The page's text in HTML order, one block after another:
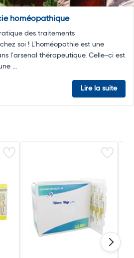
homéopathique
des traitements
soi ! L'homéopathie est une
l'arsenal thérapeutique. Celle-ci est
...
Lire la suite